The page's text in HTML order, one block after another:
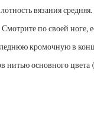
вязания
по своей ноге,
кромочную в
нитью основного цвета